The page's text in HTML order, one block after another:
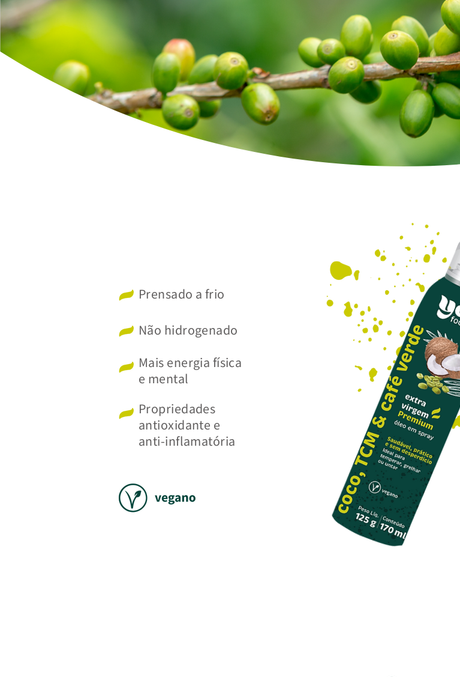
Prensado a frio
Não hidrogenado
Mais energia física
e mental
Propriedades
antioxidante e
anti-inflamatória